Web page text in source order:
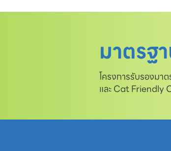
มาตรฐ
โครงการรับรองมา
และ Cat Friendly